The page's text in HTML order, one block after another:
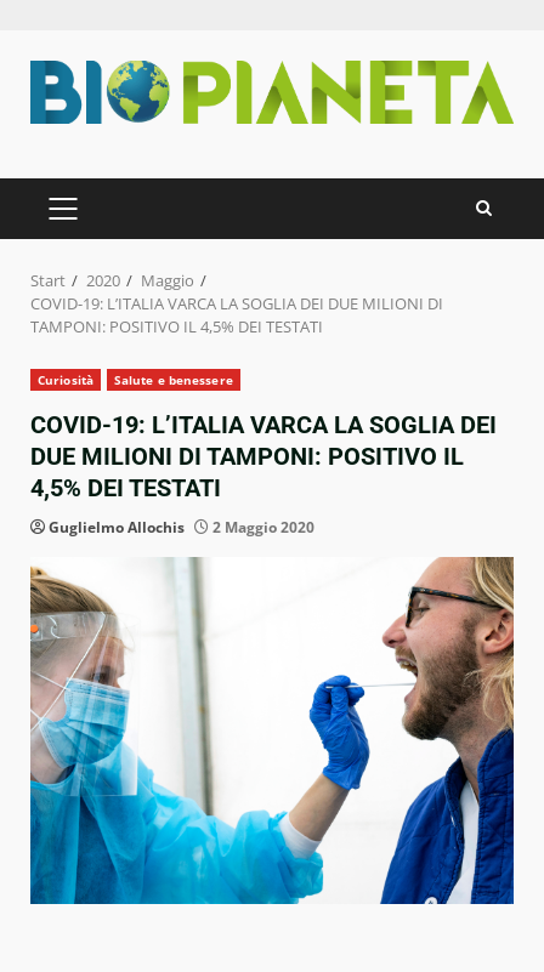
Inhalt
springen
PRIMÄRES
MENÜ
Start 2020
Maggio
COVID-19: L’ITALIA VARCA LA SOGLIA DEI DUE MILIONI DI
TAMPONI: POSITIVO IL 4,5% DEI TESTATI
Curiosità Salute e benessere
COVID-19: L’ITALIA VARCA LA SOGLIA DEI
DUE MILIONI DI TAMPONI: POSITIVO IL
4,5% DEI TESTATI
Guglielmo Allochis 2 Maggio 2020